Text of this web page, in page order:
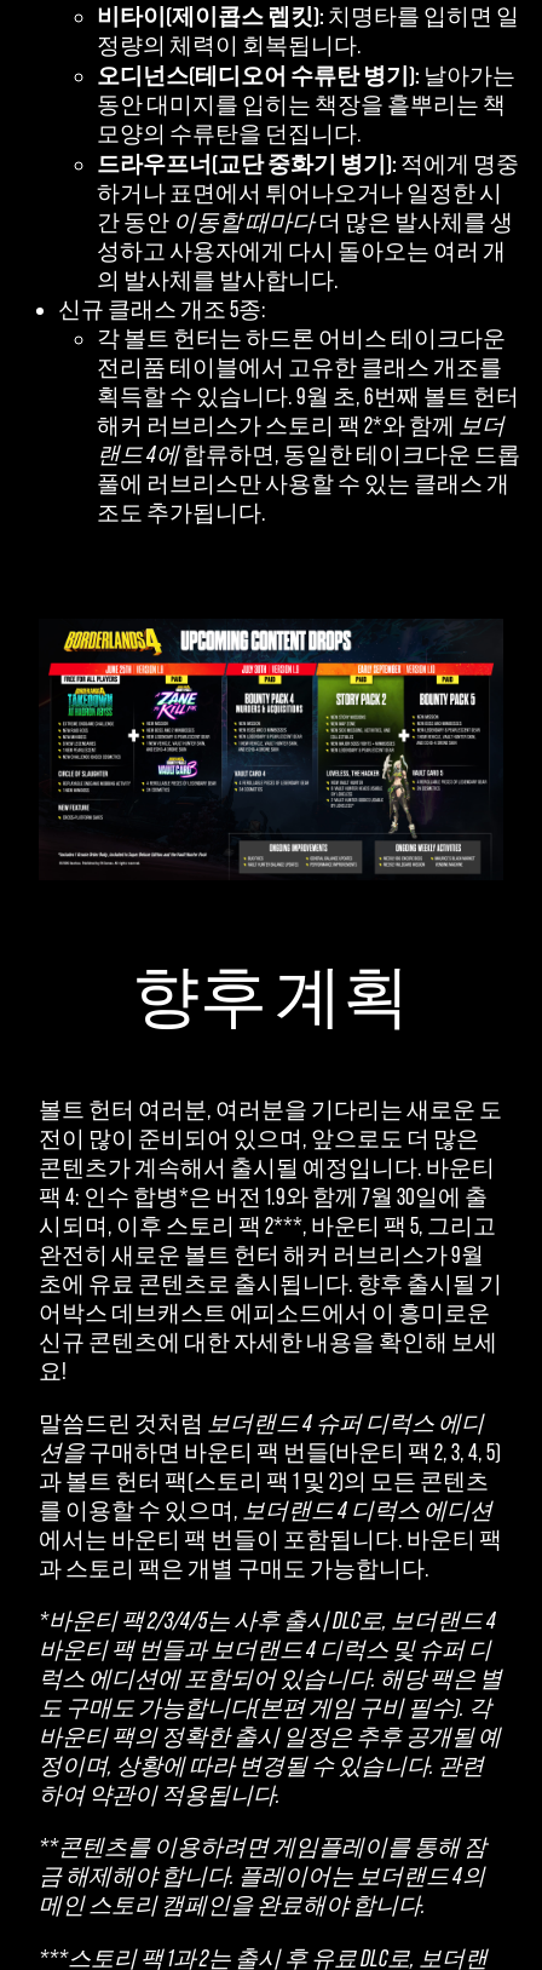
비타이(제이콥스 렙킷): 치명타를 입히면 일
정량의 체력이 회복됩니다.
오디넌스(테디오어 수류탄 병기): 날아가는
동안 대미지를 입히는 책장을 흩뿌리는 책
모양의 수류탄을 던집니다.
드라우프너(교단 중화기 병기): 적에게 명중
하거나 표면에서 튀어나오거나 일정한 시
간 동안 이동할 때마다더 많은 발사체를 생
성하고 사용자에게 다시 돌아오는 여러 개
의 발사체를 발사합니다.
신규 클래스 개조 5종:
각 볼트 헌터는 하드론 어비스 테이크다운
전리품 테이블에서 고유한 클래스 개조를
획득할 수 있습니다. 9월 초, 6번째 볼트 헌터
해커 러브리스가 스토리 팩 2*와 함께 보더
랜드 4에합류하면, 동일한 테이크다운 드롭
풀에 러브리스만 사용할 수 있는 클래스 개
조도 추가됩니다.
향후 계획
볼트 헌터 여러분, 여러분을 기다리는 새로운 도
전이 많이 준비되어 있으며, 앞으로도 더 많은
콘텐츠가 계속해서 출시될 예정입니다. 바운티
팩 4: 인수 합병*은 버전 1.9와 함께 7월 30일에 출
시되며, 이후 스토리 팩 2***, 바운티 팩 5, 그리고
완전히 새로운 볼트 헌터 해커 러브리스가 9월
초에 유료 콘텐츠로 출시됩니다. 향후 출시될 기
어박스 데브캐스트 에피소드에서 이 흥미로운
신규 콘텐츠에 대한 자세한 내용을 확인해 보세
요!
말씀드린 것처럼 보더랜드 4 슈퍼 디럭스 에디
션을구매하면 바운티 팩 번들(바운티 팩 2, 3, 4, 5)
과 볼트 헌터 팩(스토리 팩 1 및 2)의 모든 콘텐츠
를 이용할 수 있으며, 보더랜드 4 디럭스 에디션
에서는 바운티 팩 번들이 포함됩니다. 바운티 팩
과 스토리 팩은 개별 구매도 가능합니다.
*바운티 팩 2/3/4/5는 사후 출시 DLC로, 보더랜드 4
바운티 팩 번들과 보더랜드 4 디럭스 및 슈퍼 디
럭스 에디션에 포함되어 있습니다. 해당 팩은 별
도 구매도 가능합니다(본편 게임 구비 필수). 각
바운티 팩의 정확한 출시 일정은 추후 공개될 예
정이며, 상황에 따라 변경될 수 있습니다. 관련
하여 약관이 적용됩니다.
**콘텐츠를 이용하려면 게임플레이를 통해 잠
금 해제해야 합니다. 플레이어는 보더랜드 4의
메인 스토리 캠페인을 완료해야 합니다.
***스토리 팩 1과 2는 출시 후 유료 DLC로, 보더랜